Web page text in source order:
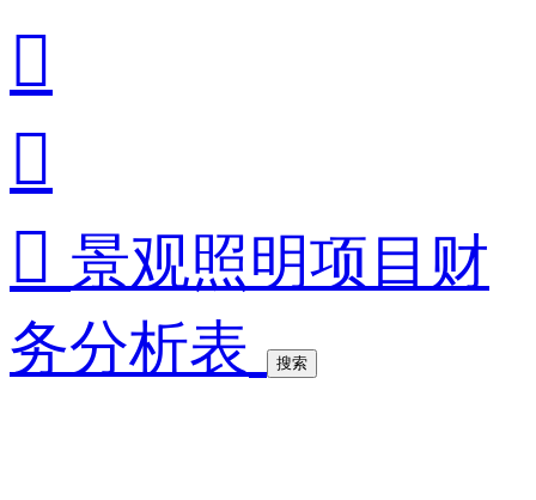


 景观照明项目财
务分析表
搜索